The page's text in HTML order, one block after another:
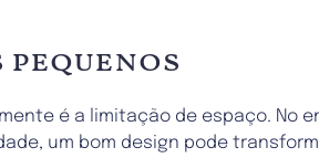
é a limitação de espaço. No
um bom design pode